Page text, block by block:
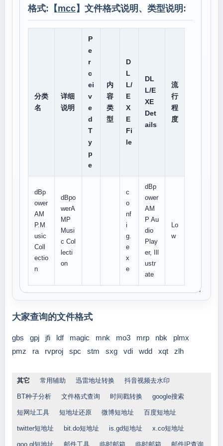
格式:【mcc】文件格式说明、类型说明:
分类
名
详细
说明
P
e
r
c
ei
v
e
d
T
y
p
e
内
容
类
型
D
L
L/
E
X
E
Fi
le
DL
L/E
XE
Det
ails
流
行
程
度
dBp
ower
AM
P.M
usic
Coll
ectio
n
dBpo
werA
MP
Musi
c Col
lecti
on
c
o
nf
i
g.
e
x
e
dBp
ower
AM
P Au
dio
Play
er, Ill
ustr
ate
Lo
w
大家查询的文件格式
gbs gpj jfi ldf magic mnk mo3 mrp nbk
plmx
pmz
ra rvproj spc stm sxg vdi wdd xqt zlh
其它 常用辅助 迅雷地址转换 抖音视频去水印
BT种子分析 文件格式查询 时间戳转换 google搜索
短网址工具 短地址还原 微博短地址 百度短地址
twitter短地址 bit.do短地址 is.gd短地址 x.co短地址
goo.gl短地址 邮件工具 临时邮箱 临时邮箱 邮件IP查询